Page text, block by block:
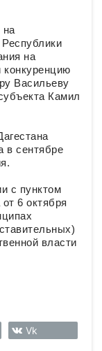
на
на
Васильеву
Камил
в сентябре
с пунктом
6 октября
власти
Vk